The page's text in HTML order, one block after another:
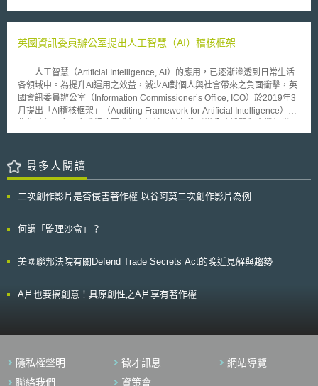
求，本次修正明訂，於今後禁止使用石棉過濾裝置，同時，亦將石棉過濾裝
部分，因應生產過程逐步自動化的潮流，本次修正於原有規範下增設規定指
出，如以自動化設備執行秤重、測量、分裝、產量計算、設備清潔與使用記
錄、生產與管控紀錄等之工作，且符合相關條文要求，並有一人檢查該設備
是否如預設正常運作，則視為合乎原有規範下須有一人操作另一人檢查之規
定。亦即修正後之執行，只需一人加以確認該自動化設備是否適當運作即為
已足，毋須就過程中的每一步驟加以檢視，避免多餘人力之浪費。 總
將藥品CGMP規範與以現代化，並與國際標準調和之目標，為以漸進方式修
訂藥品CGMP規範跨出重要的一步。
其為鞋款命名，引起旋風，成為美國青少年家喻戶曉的品牌，現已於全球累
泛可被識別的核心要素—黑色條紋和橡膠鞋頭被仿冒，對此，Converse 所
於使仿冒品下架，故，此次，除了於紐約對加拿大、澳洲、義大利、中國與
日本等企業提起訴訟，也針對銷售其知名運動鞋款 “Chuck Taylor”仿冒品的
大型零售商Wal-Mart 和Ralph Lauren 提起訴訟。另向有權禁止仿冒品進口
的美國國際貿易委員會(ITC)申請禁制令，禁止進口、銷售該仿冒鞋款。
英國資訊委員辦公室提出人工智慧（AI）稽核框架
人工智慧（Artificial Intelligence, AI）的應用，已逐漸滲透到日常生活
各領域中。為提升AI運用之效益，減少AI對個人與社會帶來之負面衝擊，英
國資訊委員辦公室（Information Commissioner’s Office, ICO）於2019年3
月提出「AI稽核框架」（Auditing Framework for Artificial Intelligence），
評估與管理AI應用對資料保護之風險，進而建構一個可信賴的AI應用環境。
（governance and accountability）以及「AI特定風險領域」（AI-specific
risk areas）。「治理與可歸責性」面向，係就公務機關和企業組織，應採
險偏好（risk appetite）、設計階段納入資料保護及透過預設保護資料
（leadership management and oversight）、政策與程序（policies and
循與確保能力（compliance and assurance capabilities）、教育訓練與意
特別針對AI，盤點下列八項潛在的資料保護風險，作為風險管理之關注重
點： 一、 資料側寫之公平性與透明性（fairness and transparency in
禁止無人為介入的單純自動化決策； 四、 安全性與網路（security and
cyber）：包括AI測試、委外處理資料、資料重新識別等風險； 五、 權衡
最多人閱讀
二次創作影片是否侵害著作權-以谷阿莫二次創作影片為例
何謂「監理沙盒」？
美國聯邦法院有關Defend Trade Secrets Act的晚近見解與趨勢
A片也要搞創意！具原創性之A片享有著作權
隱私權聲明 徵才訊息
網站導覽
聯絡我們
資策會